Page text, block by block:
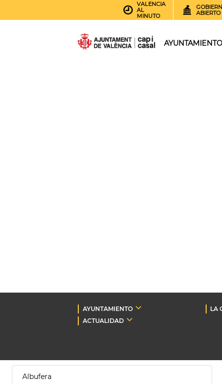
VALENCIA
AL
MINUTO
ABIERTO
AYUNTAMIENTO
AYUNTAMIENTO LA
ACTUALIDAD
Albufera